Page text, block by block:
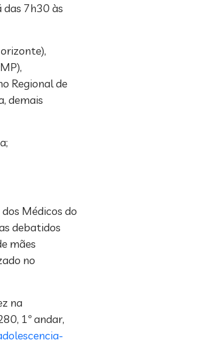
das 7h30 às
Regional de
demais
Médicos do
debatidos
mães
no
na
1º andar,